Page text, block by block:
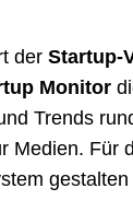
der Startup-
Monitor
Trends
Medien. Für